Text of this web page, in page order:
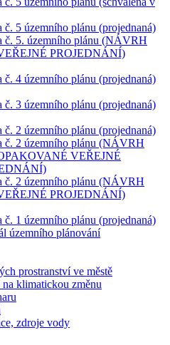
č. 5 územního plánu (projednaná)
č. 5. územního plánu (NÁVRH
PROJEDNÁNÍ)
č. 4 územního plánu (projednaná)
č. 3 územního plánu (projednaná)
č. 2 územního plánu (projednaná)
č. 2 územního plánu (NÁVRH
VEŘEJNÉ
č. 2 územního plánu (NÁVRH
PROJEDNÁNÍ)
č. 1 územního plánu (projednaná)
územního plánování
prostranství ve městě
klimatickou změnu
zdroje vody